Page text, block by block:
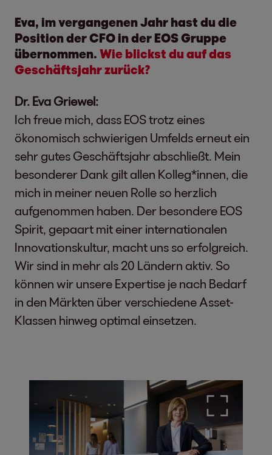
Eva, im vergangenen Jahr hast du die
Position der CFO in der EOS Gruppe
übernommen. Wie blickst du auf das
Geschäftsjahr zurück?
Dr. Eva Griewel:
Ich freue mich, dass EOS trotz eines
ökonomisch schwierigen Umfelds erneut ein
sehr gutes Geschäftsjahr abschließt. Mein
besonderer Dank gilt allen Kolleg*innen, die
mich in meiner neuen Rolle so herzlich
aufgenommen haben. Der besondere EOS
Spirit, gepaart mit einer internationalen
Innovationskultur, macht uns so erfolgreich.
Wir sind in mehr als 20 Ländern aktiv. So
können wir unsere Expertise je nach Bedarf
in den Märkten über verschiedene Asset-
Klassen hinweg optimal einsetzen.